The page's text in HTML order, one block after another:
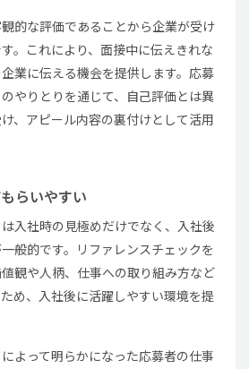
的な評価であることから企業が受け
。これにより、面接中に伝えきれな
業に伝える機会を提供します。応募
やりとりを通じて、自己評価とは異
、アピール内容の裏付けとして活用
らいやすい
入社時の見極めだけでなく、入社後
般的です。リファレンスチェックを
観や人柄、仕事への取り組み方など
め、入社後に活躍しやすい環境を提
よって明らかになった応募者の仕事